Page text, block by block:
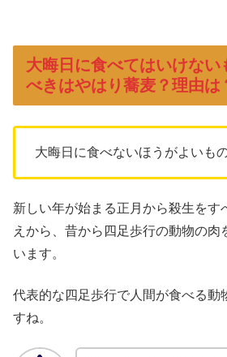
大晦日に食べてはいけない
べきはやはり蕎麦？理由は
大晦日に食べないほうがよいも
新しい年が始まる正月から殺生をす
えから、昔から四足歩行の動物の肉
います。
代表的な四足歩行で人間が食べる動
すね。